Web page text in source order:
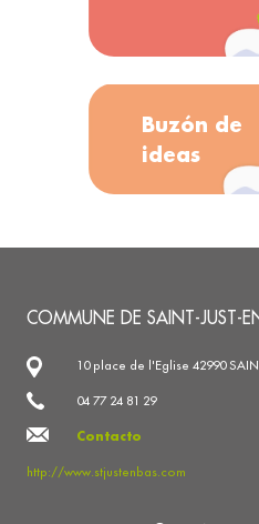
Buzón de
ideas
COMMUNE DE SAINT-JUST-
10 place de l'Eglise 42990
04 77 24 81 29
Contacto
http://www.stjustenbas.com